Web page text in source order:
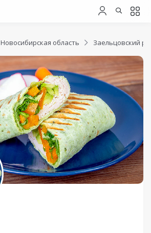
Новосибирская область Заельцовский